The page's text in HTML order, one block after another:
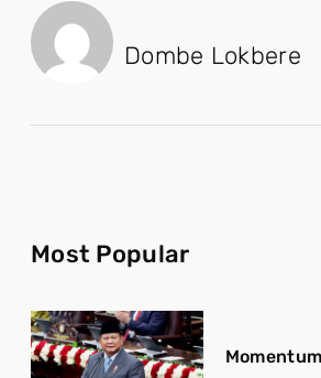
Dombe Lokbere
Most Popular